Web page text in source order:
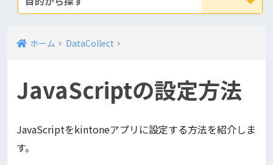
ホーム DataCollect
JavaScriptの設定方法
JavaScriptをkintoneアプリに設定する方法を紹介しま
す。